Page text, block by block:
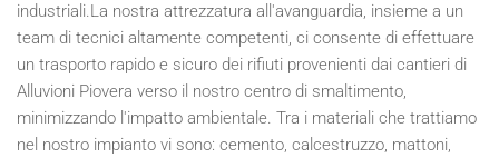
industriali.La nostra attrezzatura all'avanguardia, insieme a un
team di tecnici altamente competenti, ci consente di effettuare
un trasporto rapido e sicuro dei rifiuti provenienti dai cantieri di
Alluvioni Piovera verso il nostro centro di smaltimento,
minimizzando l'impatto ambientale. Tra i materiali che trattiamo
nel nostro impianto vi sono: cemento, calcestruzzo, mattoni,